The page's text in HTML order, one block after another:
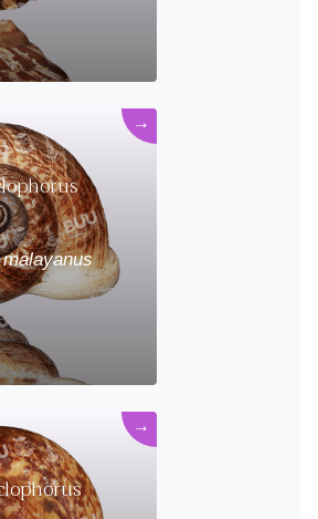
→
→